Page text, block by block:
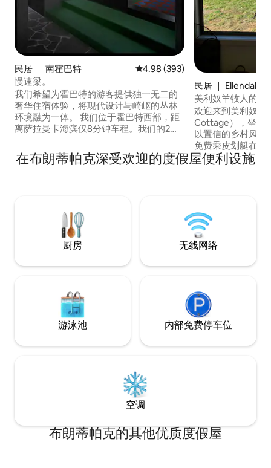
民居 ｜ 南霍巴特 平均评分 4.98 分（满分 5 分），
4.98 (393)
慢速梁。
我们希望为霍巴特的游客提供独一无二的
奢华住宿体验，将现代设计与崎岖的丛林
环境融为一体。 我们位于霍巴特西部，距
离萨拉曼卡海滨仅8分钟车程。我们的2层
赏德文特河（Derwent River）、南霍巴特
（South Hobart）、桑迪湾（Sandy
民居 ｜ Ellendale
美利奴羊牧人的
欢迎来到美利奴小
Cottage），坐落
以置信的乡村风光
免费乘皮划艇在湖上泛舟。
于占地4000英亩
求宁静和亲近大
很好的互联网，橱
免费的无线网络。
在布朗蒂帕克深受欢迎的度假屋便利设施
厨房 无线网络
游泳池 内部免费停车位
空调
布朗蒂帕克的其他优质度假屋